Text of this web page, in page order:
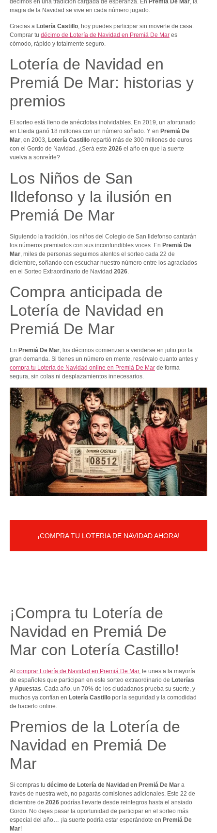
décimos en una tradición cargada de esperanza. En Premiá De Mar, la
magia de la Navidad se vive en cada número jugado.
Gracias a Lotería Castillo, hoy puedes participar sin moverte de casa.
Comprar tu décimo de Lotería de Navidad en Premiá De Mar es
cómodo, rápido y totalmente seguro.
Lotería de Navidad en
Premiá De Mar: historias y
premios
El sorteo está lleno de anécdotas inolvidables. En 2019, un afortunado
en Lleida ganó 18 millones con un número soñado. Y en Premiá De
Mar, en 2003, Lotería Castillo repartió más de 300 millones de euros
con el Gordo de Navidad. ¿Será este 2026 el año en que la suerte
vuelva a sonreírte?
Los Niños de San
Ildefonso y la ilusión en
Premiá De Mar
Siguiendo la tradición, los niños del Colegio de San Ildefonso cantarán
los números premiados con sus inconfundibles voces. En Premiá De
Mar , miles de personas seguimos atentos el sorteo cada 22 de
diciembre, soñando con escuchar nuestro número entre los agraciados
en el Sorteo Extraordinario de Navidad 2026
Compra anticipada de
Lotería de Navidad en
Premiá De Mar
En Premiá De Mar, los décimos comienzan a venderse en julio por la
gran demanda. Si tienes un número en mente, resérvalo cuanto antes y
compra tu Lotería de Navidad online en Premiá De Mar de forma
segura, sin colas ni desplazamientos innecesarios.
¡COMPRA TU LOTERIA DE NAVIDAD AHORA!
¡Compra tu Lotería de
Navidad en Premiá De
Mar con Lotería Castillo!
Al comprar Lotería de Navidad en Premiá De Mar, te unes a la mayoría
de españoles que participan en este sorteo extraordinario de Loterías
y Apuestas. Cada año, un 70% de los ciudadanos prueba su suerte, y
muchos ya confían en Lotería Castillo por la seguridad y la comodidad
de hacerlo online.
Premios de la Lotería de
Navidad en Premiá De
Mar
Si compras tu décimo de Lotería de Navidad en Premiá De Mar a
través de nuestra web, no pagarás comisiones adicionales. Este 22 de
diciembre de 2026 podrías llevarte desde reintegros hasta el ansiado
Gordo. No dejes pasar la oportunidad de participar en el sorteo más
especial del año… ¡la suerte podría estar esperándote en Premiá De
Mar!